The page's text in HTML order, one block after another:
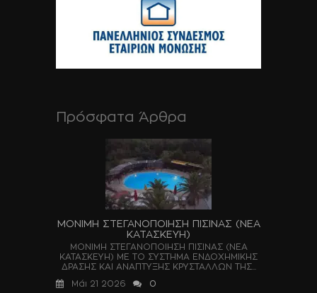
Πρόσφατα Άρθρα
ΜΟΝΙΜΗ ΣΤΕΓΑΝΟΠΟΙΗΣΗ ΠΙΣΙΝΑΣ (ΝΕΑ
ΚΑΤΑΣΚΕΥΗ)
ΜΟΝΙΜΗ ΣΤΕΓΑΝΟΠΟΙΗΣΗ ΠΙΣΙΝΑΣ (ΝΕΑ
ΚΑΤΑΣΚΕΥΗ) ΜΕ ΤΟ ΣΥΣΤΗΜΑ ΕΝΔΟΧΗΜΙΚΗΣ
ΔΡΑΣΗΣ ΚΑΙ ΑΝΑΠΤΥΞΗΣ ΚΡΥΣΤΑΛΛΩΝ ΤΗΣ...
Μάι 21 2026
0